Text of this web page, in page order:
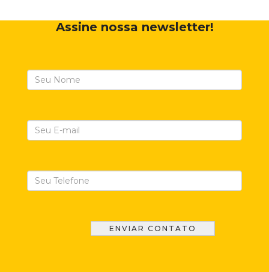
Assine nossa newsletter!